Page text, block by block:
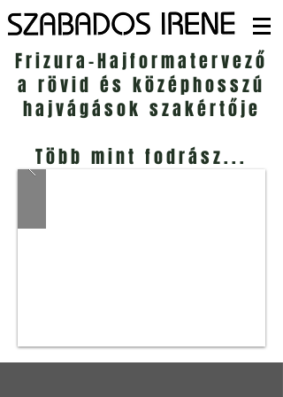
Frizura-Hajformatervező
a rövid és középhosszú
hajvágások szakértője
Több mint fodrász...